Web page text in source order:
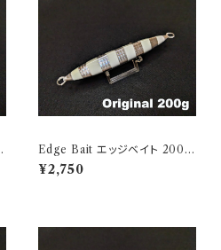
Edge Bait エッジベイト 200g
Zebra Glow
¥2,750